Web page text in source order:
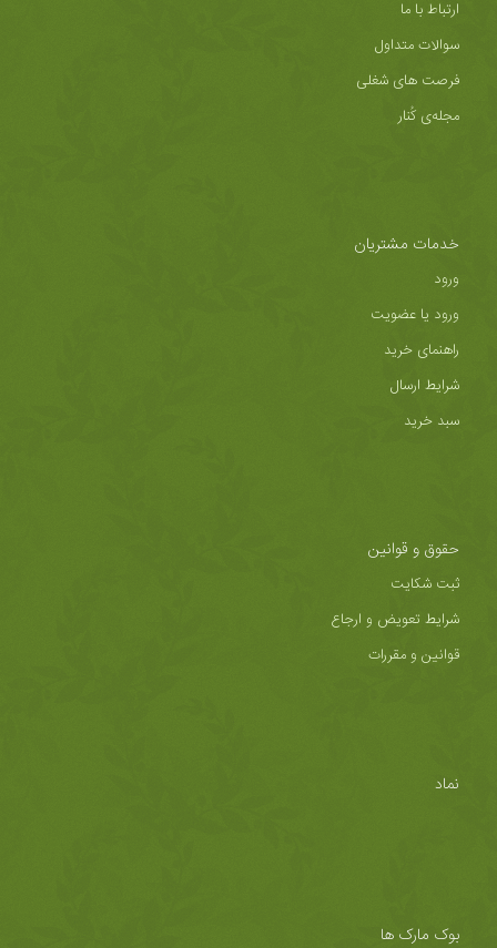
ارتباط با ما
سوالات متداول
فرصت های شغلی
مجله‌ی کُنار
خدمات مشتریان
ورود
ورود یا عضویت
راهنمای خرید
شرایط ارسال
سبد خرید
حقوق و قوانین
ثبت شکایت
شرایط تعویض و ارجاع
قوانین و مقررات
نماد
بوک مارک ها